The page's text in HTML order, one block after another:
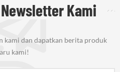
Kami
kami dan dapatkan berita produk
kami!